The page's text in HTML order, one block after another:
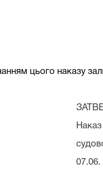
цього наказу
07.06.